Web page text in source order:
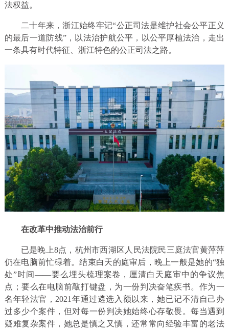
法权益。
二十年来，浙江始终牢记“公正司法是维护社会公平正义
的最后一道防线”，以法治护航公平，以公平厚植法治，走出
一条具有时代特征、浙江特色的公正司法之路。
在改革中推动法治前行
已是晚上8点，杭州市西湖区人民法院民三庭法官黄萍萍
仍在电脑前忙碌着。结束白天的庭审后，晚上一般是她的“独
处”时间——要么埋头梳理案卷，厘清白天庭审中的争议焦
点；要么在电脑前敲打键盘，为一份判决奋笔疾书。作为一
名年轻法官，2021年通过遴选入额以来，她已记不清自己办
过多少个案件，但对每一份判决她始终心存敬畏。每当遇到
疑难复杂案件，她总是慎之又慎，还常常向经验丰富的老法